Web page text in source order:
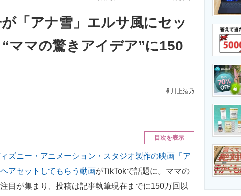
製造業のIT導入・活用を支援
エネルギーの専門メディア
「アナ雪」エルサ風にセッ
マの驚きアイデア”に150
川上酒乃
目次を表示
ズニー・アニメーション・スタジオ製作の映画「ア
アセットしてもらう動画がTikTokで話題に。ママの
目が集まり、投稿は記事執筆現在までに150万回以